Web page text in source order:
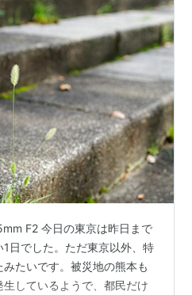
F2 今日の東京は昨日まで
日でした。ただ東京以外、特
たいです。被災地の熊本も
しているようで、都民だけ